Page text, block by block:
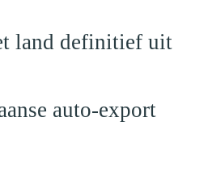
land definitief uit
auto-export